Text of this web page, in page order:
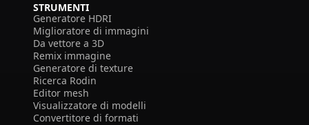
STRUMENTI
Generatore HDRI
Miglioratore di immagini
Da vettore a 3D
Remix immagine
Generatore di texture
Ricerca Rodin
Editor mesh
Visualizzatore di modelli
Convertitore di formati